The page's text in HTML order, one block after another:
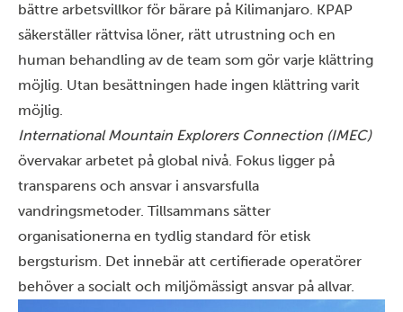
bättre arbetsvillkor för bärare på Kilimanjaro. KPAP
säkerställer rättvisa löner, rätt utrustning och en
human behandling av de team som gör varje klättring
möjlig. Utan besättningen hade ingen klättring varit
möjlig.
International Mountain Explorers Connection (IMEC)
övervakar arbetet på global nivå. Fokus ligger på
transparens och ansvar i ansvarsfulla
vandringsmetoder. Tillsammans sätter
organisationerna en tydlig standard för etisk
bergsturism. Det innebär att certifierade operatörer
behöver a socialt och miljömässigt ansvar på allvar.